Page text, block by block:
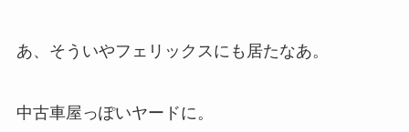
あ、そういやフェリックスにも居たなあ。
中古車屋っぽいヤードに。